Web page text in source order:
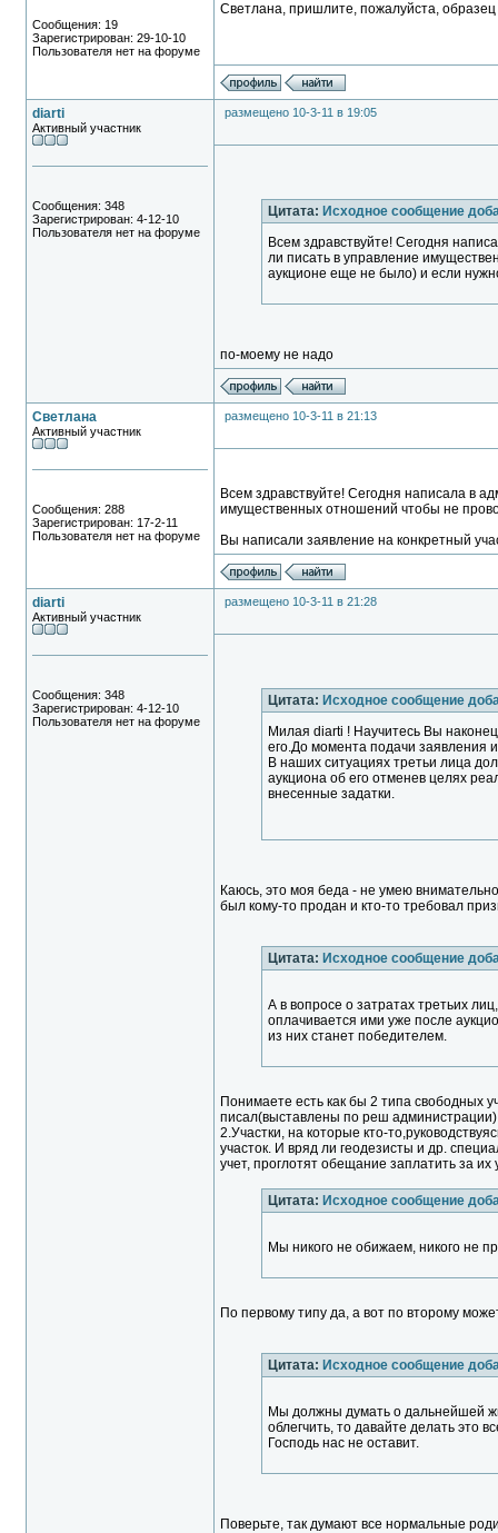
Сообщения: 19
Зарегистрирован: 29-10-10
Пользователя нет на форуме
Светлана, пришлите, пожалуйста,
diarti
Активный участник
Сообщения: 348
Зарегистрирован: 4-12-10
Пользователя нет на форуме
размещено 10-3-11 в 19:05
Цитата: Исходное сообщение
Всем здравствуйте! Сегодня
ли писать в управление
аукционе еще не было) и если
по-моему не надо
Светлана
Активный участник
Сообщения: 288
Зарегистрирован: 17-2-11
Пользователя нет на форуме
размещено 10-3-11 в 21:13
Всем здравствуйте! Сегодня написала в
имущественных отношений чтобы не
Вы написали заявление на конкретный
diarti
Активный участник
Сообщения: 348
Зарегистрирован: 4-12-10
Пользователя нет на форуме
размещено 10-3-11 в 21:28
Цитата: Исходное сообщение
Милая diarti ! Научитесь Вы
его.До момента подачи заявления
В наших ситуациях третьи лица
аукциона об его отменев целях
внесенные задатки.
Каюсь, это моя беда - не умею
был кому-то продан и кто-то требовал
Цитата: Исходное сообщение
А в вопросе о затратах третьих
оплачивается ими уже после
из них станет победителем.
Понимаете есть как бы 2 типа свободных
писал(выставлены по реш администрации)
2.Участки, на которые кто-
участок. И вряд ли геодезисты и др.
учет, проглотят обещание заплатить за их
Цитата: Исходное сообщение
Мы никого не обижаем, никого не
По первому типу да, а вот по второму
Цитата: Исходное сообщение
Мы должны думать о дальнейшей
облегчить, то давайте делать это
Господь нас не оставит.
Поверьте, так думают все нормальные